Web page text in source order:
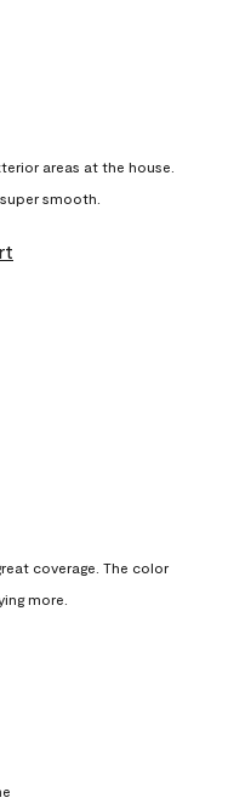
areas at the house.
smooth.
coverage. The color
more.